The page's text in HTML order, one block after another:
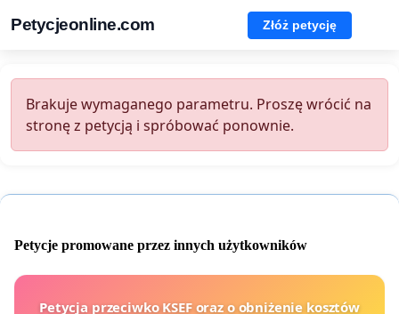
Petycjeonline.com Złóż petycję
Brakuje wymaganego parametru. Proszę wrócić na
stronę z petycją i spróbować ponownie.
Petycje promowane przez innych użytkowników
Petycja przeciwko KSEF oraz o obniżenie kosztów